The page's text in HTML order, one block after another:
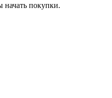
начать покупки.